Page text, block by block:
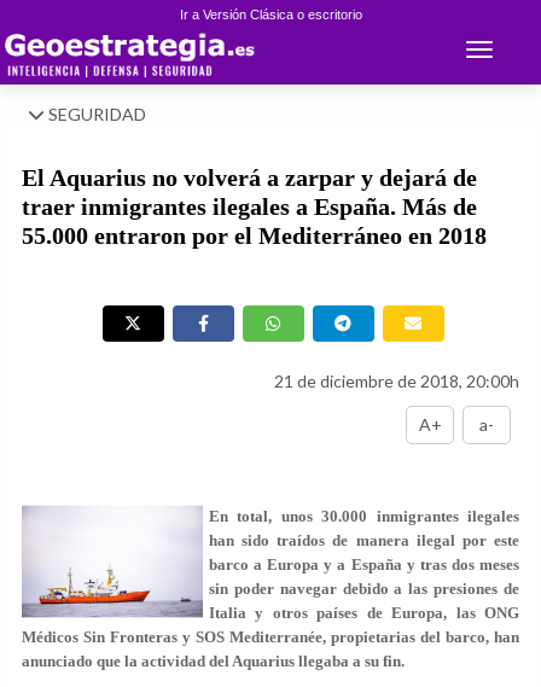
Ir a Versión Clásica o escritorio
Toggle
SEGURIDAD
El Aquarius no volverá a zarpar y dejará de
traer inmigrantes ilegales a España. Más de
55.000 entraron por el Mediterráneo en 2018
21 de diciembre de 2018, 20:00h
A+ a-
En total, unos 30.000 inmigrantes ilegales
han sido traídos de manera ilegal por este
barco a Europa y a España y tras dos meses
sin poder navegar debido a las presiones de
Italia y otros países de Europa, las ONG
Médicos Sin Fronteras y SOS Mediterranée, propietarias del barco, han
anunciado que la actividad del Aquarius llegaba a su fin.